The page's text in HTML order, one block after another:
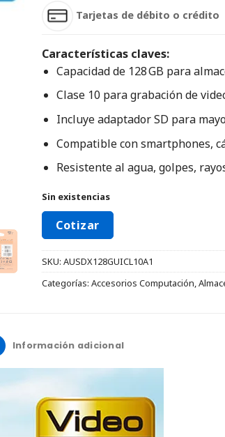
Tarjetas de débito o crédito
Características claves:
Capacidad de 128 GB para
Clase 10 para grabación de
Incluye adaptador SD para
Compatible con smartphones,
Resistente al agua, golpes,
Sin existencias
Cotizar
SKU: AUSDX128GUICL10A1
Categorías: Accesorios Computación,
Información adicional